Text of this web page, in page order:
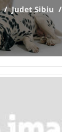
/ Judet Sibiu /